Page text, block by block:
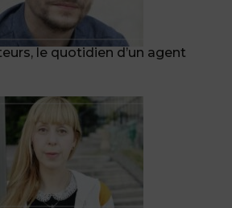
le quotidien d’un agent